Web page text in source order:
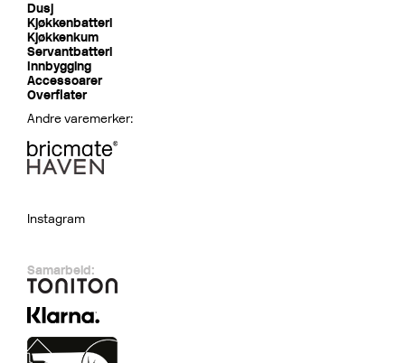
Dusj
Kjøkkenbatteri
Kjøkkenkum
Servantbatteri
Innbygging
Accessoarer
Overflater
Andre varemerker:
Samarbeid:
Instagram